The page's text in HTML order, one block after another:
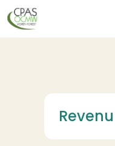
Aller au contenu